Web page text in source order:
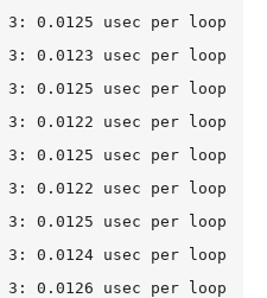
3: 0.0125 usec per loop
3: 0.0123 usec per loop
3: 0.0125 usec per loop
3: 0.0122 usec per loop
3: 0.0125 usec per loop
3: 0.0122 usec per loop
3: 0.0125 usec per loop
3: 0.0124 usec per loop
3: 0.0126 usec per loop